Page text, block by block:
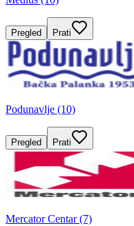
Pregled Prati
Podunavlje (10)
Pregled Prati
Mercator Centar (7)